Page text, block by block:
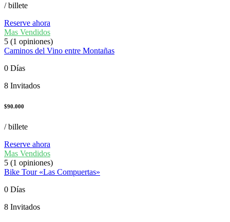
/ billete
Reserve ahora
Mas Vendidos
5 (1 opiniones)
Caminos del Vino entre Montañas
0 Días
8 Invitados
$90.000
/ billete
Reserve ahora
Mas Vendidos
5 (1 opiniones)
Bike Tour «Las Compuertas»
0 Días
8 Invitados